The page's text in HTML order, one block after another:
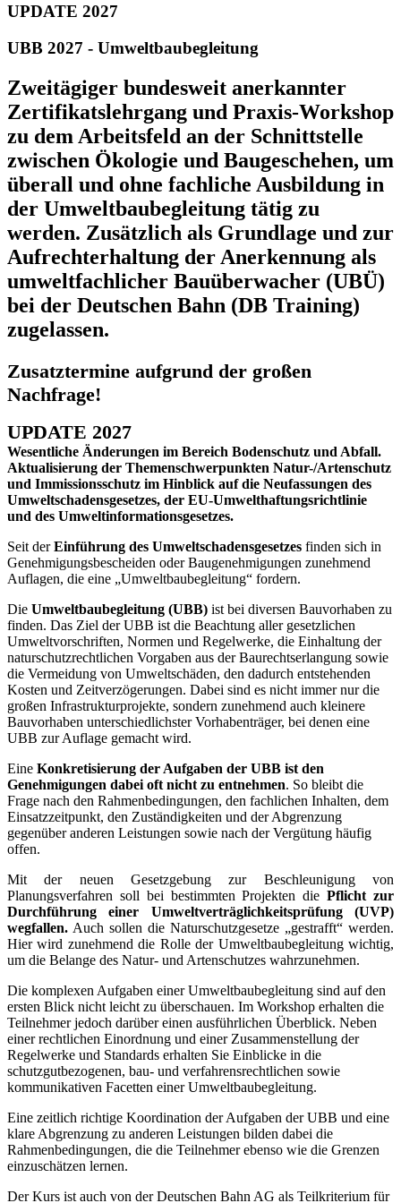
UPDATE 2027
UBB 2027 - Umweltbaubegleitung
Zweitägiger bundesweit anerkannter
Zertifikatslehrgang und Praxis-Workshop
zu dem Arbeitsfeld an der Schnittstelle
zwischen Ökologie und Baugeschehen, um
überall und ohne fachliche Ausbildung in
der Umweltbaubegleitung tätig zu
werden. Zusätzlich als Grundlage und zur
Aufrechterhaltung der Anerkennung als
umweltfachlicher Bauüberwacher (UBÜ)
bei der Deutschen Bahn (DB Training)
zugelassen.
Zusatztermine aufgrund der großen
Nachfrage!
UPDATE 2027
Wesentliche Änderungen im Bereich Bodenschutz und Abfall.
Aktualisierung der Themenschwerpunkten Natur-/Artenschutz
und Immissionsschutz im Hinblick auf die Neufassungen des
Umweltschadensgesetzes, der EU-Umwelthaftungsrichtlinie
und des Umweltinformationsgesetzes.
Seit derEinführung des Umweltschadensgesetzes finden sich in
Genehmigungsbescheiden oder Baugenehmigungen zunehmend
Auflagen, die eine „Umweltbaubegleitung“ fordern.
Die Umweltbaubegleitung (UBB) ist bei diversen Bauvorhaben zu
finden. Das Ziel der UBB ist die Beachtung aller gesetzlichen
Umweltvorschriften, Normen und Regelwerke, die Einhaltung der
naturschutzrechtlichen Vorgaben aus der Baurechtserlangung sowie
die Vermeidung von Umweltschäden, den dadurch entstehenden
Kosten und Zeitverzögerungen. Dabei sind es nicht immer nur die
großen Infrastrukturprojekte, sondern zunehmend auch kleinere
Bauvorhaben unterschiedlichster Vorhabenträger, bei denen eine
UBB zur Auflage gemacht wird.
Eine Konkretisierung der Aufgaben der UBB ist den
Genehmigungen dabei oft nicht zu entnehmen. So bleibt die
Frage nach den Rahmenbedingungen, den fachlichen Inhalten, dem
Einsatzzeitpunkt, den Zuständigkeiten und der Abgrenzung
gegenüber anderen Leistungen sowie nach der Vergütung häufig
offen.
Mit der neuen Gesetzgebung zur Beschleunigung von
Planungsverfahren soll bei bestimmten Projekten diePflicht zur
Durchführung einer Umweltverträglichkeitsprüfung (UVP)
wegfallen. Auch sollen die Naturschutzgesetze „gestrafft“ werden.
Hier wird zunehmend die Rolle der Umweltbaubegleitung wichtig,
um die Belange des Natur- und Artenschutzes wahrzunehmen.
Die komplexen Aufgaben einer Umweltbaubegleitung sind auf den
ersten Blick nicht leicht zu überschauen. Im Workshop erhalten die
Teilnehmer jedoch darüber einen ausführlichen Überblick. Neben
einer rechtlichen Einordnung und einer Zusammenstellung der
Regelwerke und Standards erhalten Sie Einblicke in die
schutzgutbezogenen, bau- und verfahrensrechtlichen sowie
kommunikativen Facetten einer Umweltbaubegleitung.
Eine zeitlich richtige Koordination der Aufgaben der UBB und eine
klare Abgrenzung zu anderen Leistungen bilden dabei die
Rahmenbedingungen, die die Teilnehmer ebenso wie die Grenzen
einzuschätzen lernen.
Der Kurs ist auch von der Deutschen Bahn AG als Teilkriterium für